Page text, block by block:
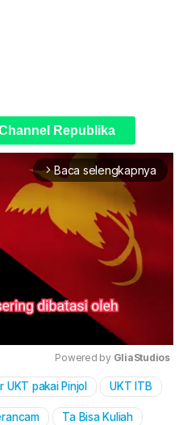
Republika
arrow_forward_ios Baca selengkapnya
Mute
Powered by GliaStudios
UKT pakai Pinjol UKT ITB
Ta Bisa Kuliah